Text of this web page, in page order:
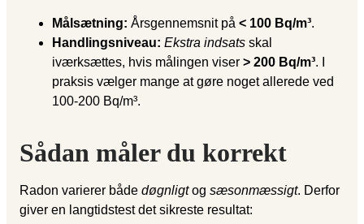
Målsætning: Årsgennemsnit på < 100 Bq/m³.
Handlingsniveau: Ekstra indsats skal
iværksættes, hvis målingen viser > 200 Bq/m³. I
praksis vælger mange at gøre noget allerede ved
100-200 Bq/m³.
Sådan måler du korrekt
Radon varierer både døgnligtog sæsonmæssigt. Derfor
giver en langtidstest det sikreste resultat: